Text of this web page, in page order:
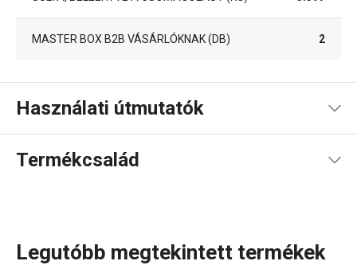
MASTER BOX B2B VÁSÁRLÓKNAK (DB) 2
Használati útmutatók
Használati útmutató és biztonsági információk
Termékcsalád
Legutóbb megtekintett termékek